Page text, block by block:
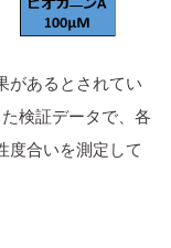
があるとされてい
検証データで、各
度合いを測定して